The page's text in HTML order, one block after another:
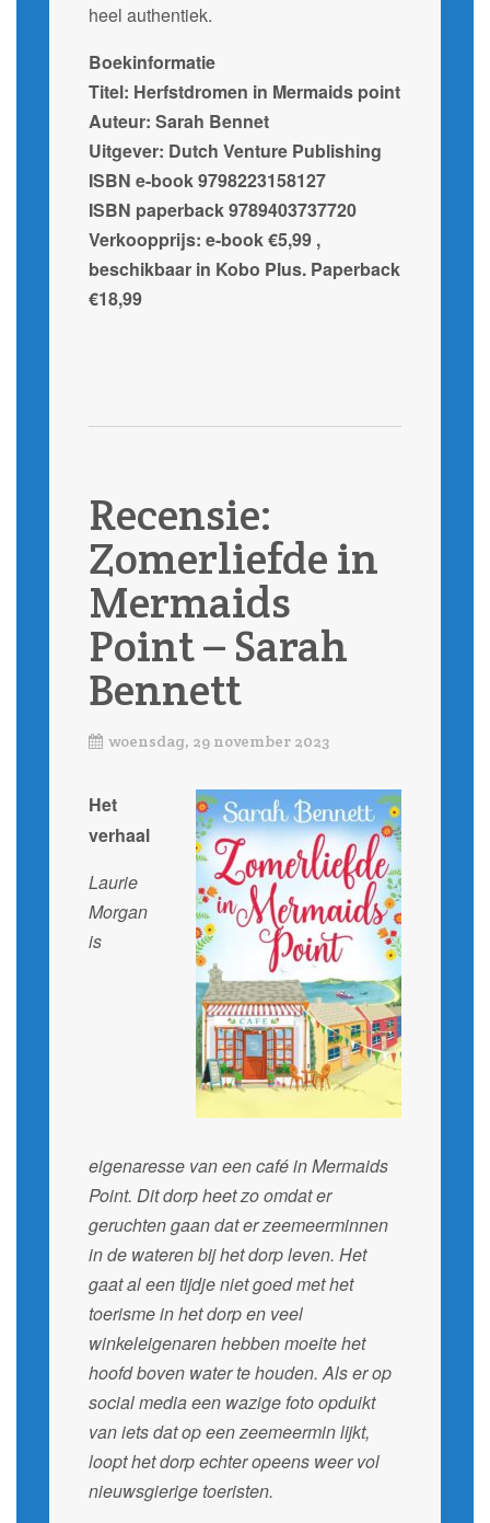
heel authentiek.
Boekinformatie
Titel: Herfstdromen in Mermaids point
Auteur: Sarah Bennet
Uitgever: Dutch Venture Publishing
ISBN e-book 9798223158127
ISBN paperback 9789403737720
Verkoopprijs: e-book €5,99 ,
beschikbaar in Kobo Plus. Paperback
€18,99
Recensie:
Zomerliefde in
Mermaids
Point – Sarah
Bennett
woensdag, 29 november 2023
Het
verhaal
Laurie
Morgan
is
eigenaresse van een café in Mermaids
Point. Dit dorp heet zo omdat er
geruchten gaan dat er zeemeerminnen
in de wateren bij het dorp leven. Het
gaat al een tijdje niet goed met het
toerisme in het dorp en veel
winkeleigenaren hebben moeite het
hoofd boven water te houden. Als er op
social media een wazige foto opduikt
van iets dat op een zeemeermin lijkt,
loopt het dorp echter opeens weer vol
nieuwsgierige toeristen.